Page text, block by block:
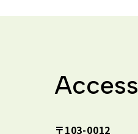
Access
〒103-0012